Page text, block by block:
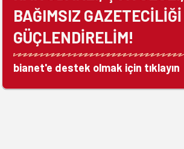
BAĞIMSIZ GAZETECİLİĞİ
GÜÇLENDİRELİM!
bianet'e destek olmak için tıklayın